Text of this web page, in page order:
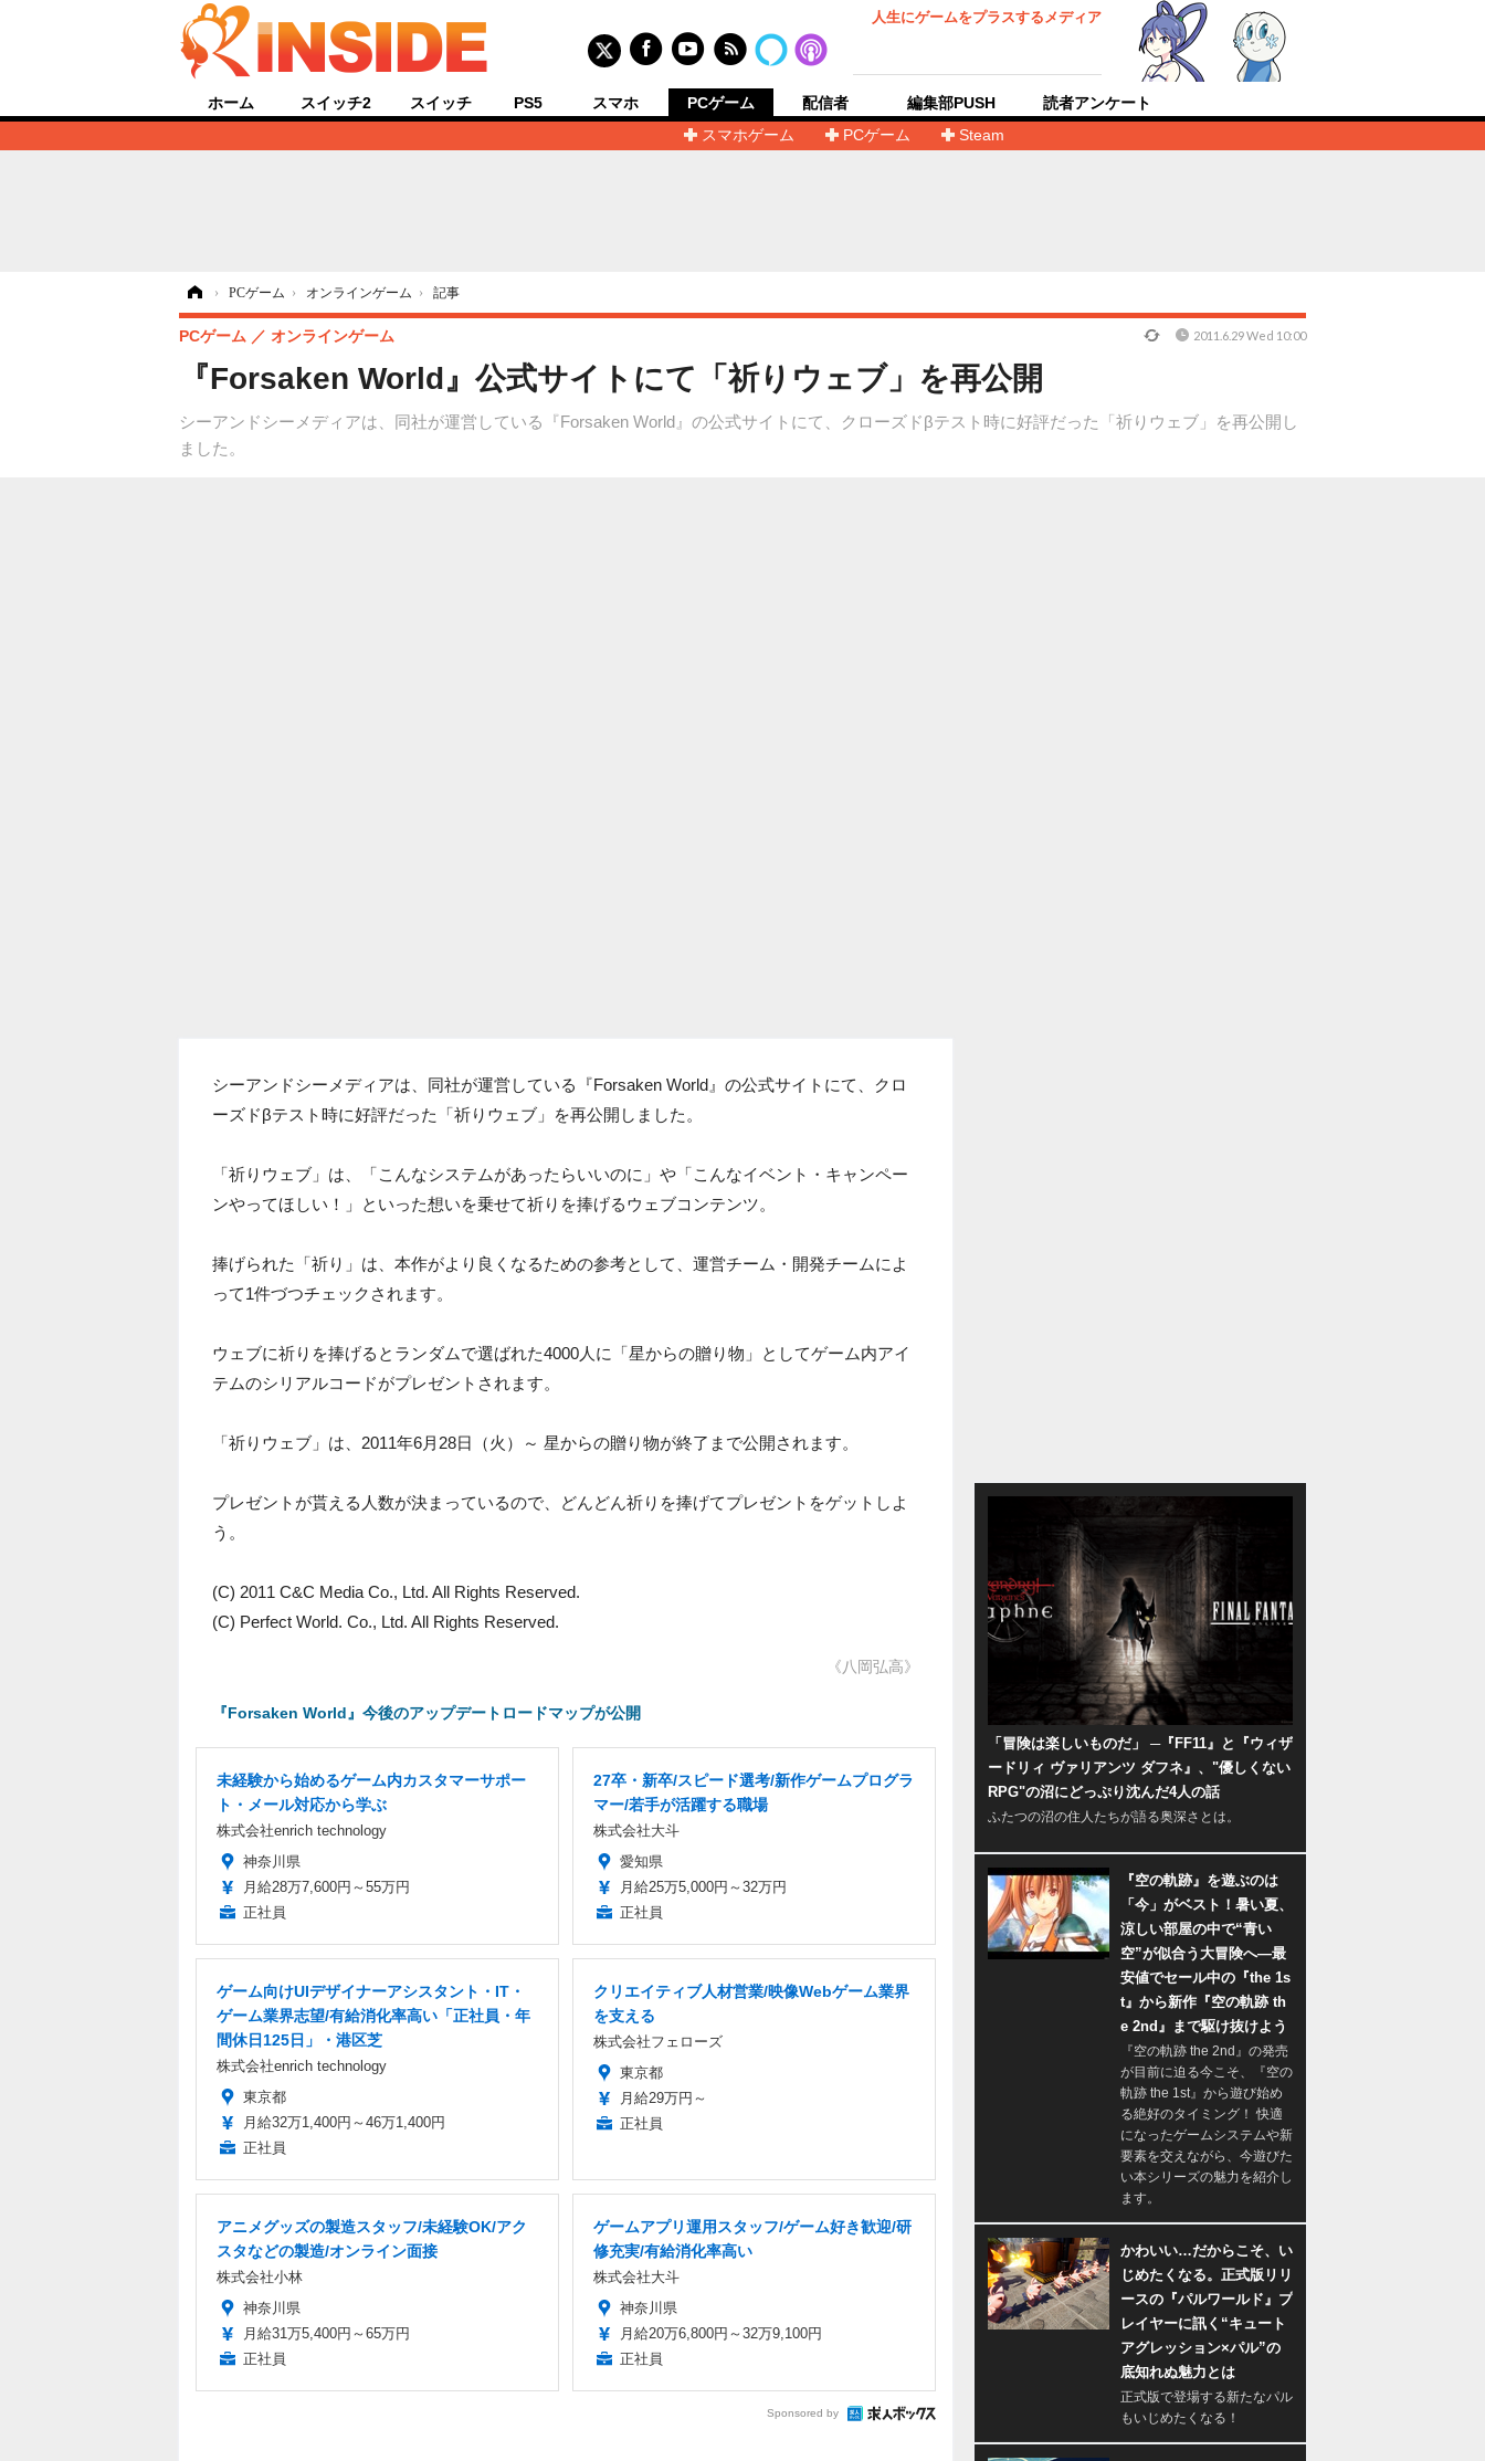
人生にゲームをプラスするメディア
ホーム スイッチ2 スイッチ PS5 スマホ
PCゲーム
スマホゲーム
PCゲーム Steam
配信者 編集部PUSH 読者アンケート
› PCゲーム › オンラインゲーム › 記事
『Forsaken World』公式サイトにて「祈りウェブ」を再公開
シーアンドシーメディアは、同社が運営している『Forsaken World』の公式サイトにて、クローズドβテスト時に好評だった「祈りウェブ」を再公開し
ました。
PCゲーム オンラインゲーム 2011.6.29 Wed 10:00
シーアンドシーメディアは、同社が運営している『Forsaken World』の公式サイトにて、クロ
ーズドβテスト時に好評だった「祈りウェブ」を再公開しました。
「祈りウェブ」は、「こんなシステムがあったらいいのに」や「こんなイベント・キャンペー
ンやってほしい！」といった想いを乗せて祈りを捧げるウェブコンテンツ。
捧げられた「祈り」は、本作がより良くなるための参考として、運営チーム・開発チームによ
って1件づつチェックされます。
ウェブに祈りを捧げるとランダムで選ばれた4000人に「星からの贈り物」としてゲーム内アイ
テムのシリアルコードがプレゼントされます。
「祈りウェブ」は、2011年6月28日（火）～ 星からの贈り物が終了まで公開されます。
プレゼントが貰える人数が決まっているので、どんどん祈りを捧げてプレゼントをゲットしよ
う。
(C) 2011 C&C Media Co., Ltd. All Rights Reserved.
(C) Perfect World. Co., Ltd. All Rights Reserved.
《八岡弘高》
『Forsaken World』今後のアップデートロードマップが公開
未経験から始めるゲーム内カスタマーサポー
ト・メール対応から学ぶ
株式会社enrich technology
神奈川県
月給28万7,600円～55万円
正社員
27卒・新卒/スピード選考/新作ゲームプログラ
マー/若手が活躍する職場
株式会社大斗
愛知県
月給25万5,000円～32万円
正社員
ゲーム向けUIデザイナーアシスタント・IT・
ゲーム業界志望/有給消化率高い「正社員・年
間休日125日」・港区芝
株式会社enrich technology
東京都
月給32万1,400円～46万1,400円
正社員
クリエイティブ人材営業/映像Webゲーム業界
を支える
株式会社フェローズ
東京都
月給29万円～
正社員
アニメグッズの製造スタッフ/未経験OK/アク
スタなどの製造/オンライン面接
株式会社小林
神奈川県
月給31万5,400円～65万円
正社員
ゲームアプリ運用スタッフ/ゲーム好き歓迎/研
修充実/有給消化率高い
株式会社大斗
神奈川県
月給20万6,800円～32万9,100円
正社員
Sponsored by
「冒険は楽しいものだ」 ─『FF11』と『ウィザ
ードリィ ヴァリアンツ ダフネ』、"優しくない
RPG"の沼にどっぷり沈んだ4人の話
ふたつの沼の住人たちが語る奥深さとは。
『空の軌跡』を遊ぶのは
「今」がベスト！暑い夏、
涼しい部屋の中で“青い
空”が似合う大冒険へ―最
安値でセール中の『the 1s
t』から新作『空の軌跡 th
e 2nd』まで駆け抜けよう
『空の軌跡 the 2nd』の発売
が目前に迫る今こそ、『空の
軌跡 the 1st』から遊び始め
る絶好のタイミング！ 快適
になったゲームシステムや新
要素を交えながら、今遊びた
い本シリーズの魅力を紹介し
ます。
かわいい…だからこそ、い
じめたくなる。正式版リリ
ースの『パルワールド』プ
レイヤーに訊く“キュート
アグレッション×パル”の
底知れぬ魅力とは
正式版で登場する新たなパル
もいじめたくなる！